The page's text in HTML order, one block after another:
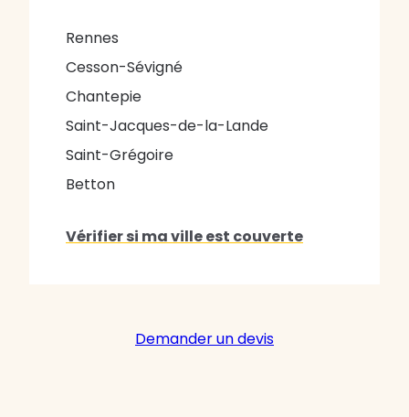
Rennes
Cesson-Sévigné
Chantepie
Saint-Jacques-de-la-Lande
Saint-Grégoire
Betton
Vérifier si ma ville est couverte
Demander un devis